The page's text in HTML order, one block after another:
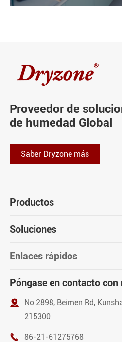
Proveedor de
de humedad Global
Saber Dryzone más
Productos
Soluciones
Enlaces rápidos
Póngase en contacto con

No 2898, Beimen Rd,
215300
 86-21-61275768